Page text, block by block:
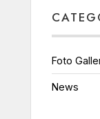
Foto
News